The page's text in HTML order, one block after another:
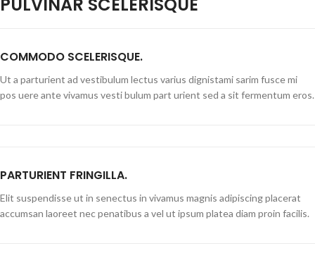
COMMODO SCELERISQUE.
Ut a parturient ad vestibulum lectus varius dignistami sarim fusce mi
pos uere ante vivamus vesti bulum part urient sed a sit fermentum eros.
PARTURIENT FRINGILLA.
Elit suspendisse ut in senectus in vivamus magnis adipiscing placerat
accumsan laoreet nec penatibus a vel ut ipsum platea diam proin facilis.